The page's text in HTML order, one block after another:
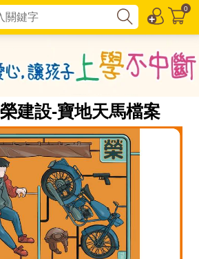
0
榮建設-寶地天馬檔案